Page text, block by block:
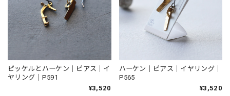
ピッケルとハーケン｜ピアス｜イ
ヤリング｜P591
¥3,520
ハーケン｜ピアス｜イヤリング｜
P565
¥3,520